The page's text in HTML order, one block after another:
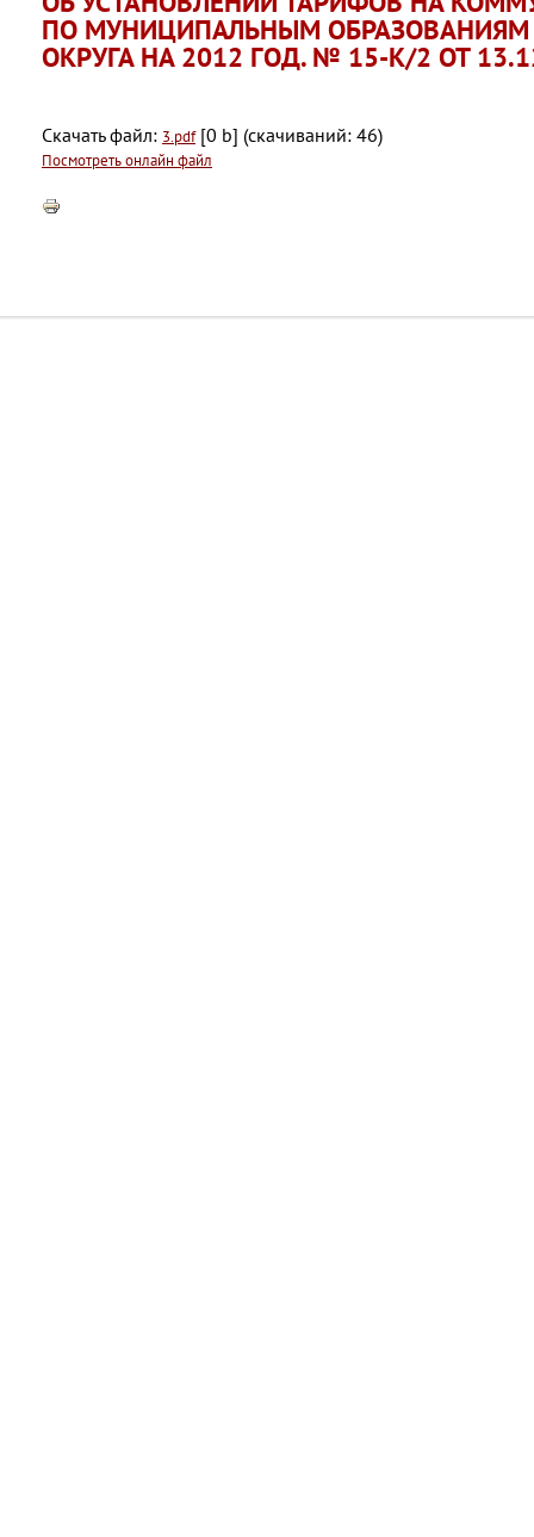
ПО МУНИЦИПАЛЬНЫМ ОБРАЗОВАНИЯМ
ОКРУГА НА 2012 ГОД. № 15-К/2 ОТ
Скачать файл: 3.pdf[0 b] (cкачиваний: 46)
Посмотреть онлайн файл